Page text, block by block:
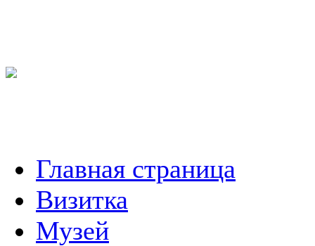
Главная страница
Визитка
Музей